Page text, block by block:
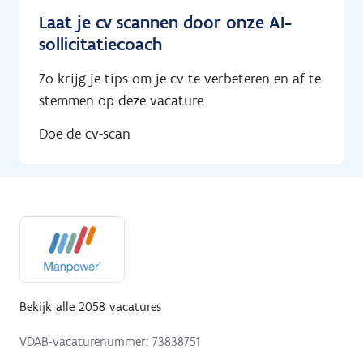
Laat je cv scannen door onze AI-
sollicitatiecoach
Zo krijg je tips om je cv te verbeteren en af te
stemmen op deze vacature.
Doe de cv-scan
Bekijk alle 2058 vacatures
VDAB-vacaturenummer: 73838751